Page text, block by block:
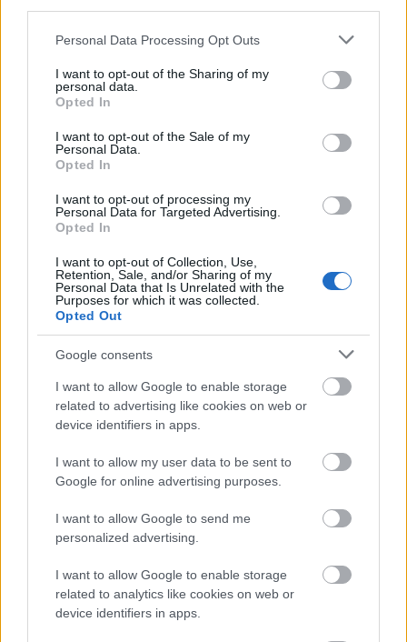
Please note that this website/app uses one or more Google
not limited to your visit or usage behaviour. You may click to
grant or deny consent to Google and its third-party tags to
use your data for below specified purposes in below Google
consent section.
Personal Data Processing Opt Outs
I want to opt-out of the Sharing of my
personal data.
Opted In
I want to opt-out of the Sale of my
Personal Data.
Opted In
I want to opt-out of processing my
Personal Data for Targeted Advertising.
Opted In
I want to opt-out of Collection, Use,
Retention, Sale, and/or Sharing of my
Personal Data that Is Unrelated with the
Purposes for which it was collected.
Opted Out
Google consents
I want to allow Google to enable storage
related to advertising like cookies on web or
device identifiers in apps.
I want to allow my user data to be sent to
Google for online advertising purposes.
I want to allow Google to send me
personalized advertising.
I want to allow Google to enable storage
related to analytics like cookies on web or
device identifiers in apps.
mindennapjaiba, a Nemzetközi Űrállomás
életébe is. Látványos animációkkal "villantják
fel" az űrkutatás jövőjét, elemzik a Mars
meghódításának lehetőségét, és az
érdeklődők megízlelhetik az asztronauták
étkeit is.
Hetedik alkalommal rendezi meg idén a
Tempus Közalapítvány a Kutatók éjszakáját,
amelynek a Bay Zoltán Alkalmazott Kutatási
Közalapítvány az egyik társszervezője. Az
Európai Bizottság támogatásával 2005 óta
Európa-szerte megvalósuló egész napos,
fesztiváljellegű esemény célja a tudomány és
a kutatói pálya népszerűsítése.
programkínálat a
Facebookon.
Forrás:MTI
2012 Csillagászat Űrkutatás Világvége
Maja naptár
Lavór